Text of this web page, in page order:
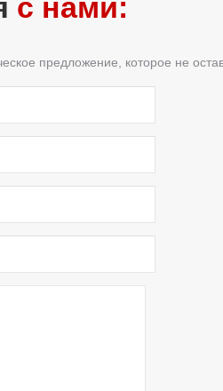
предложение, которое не